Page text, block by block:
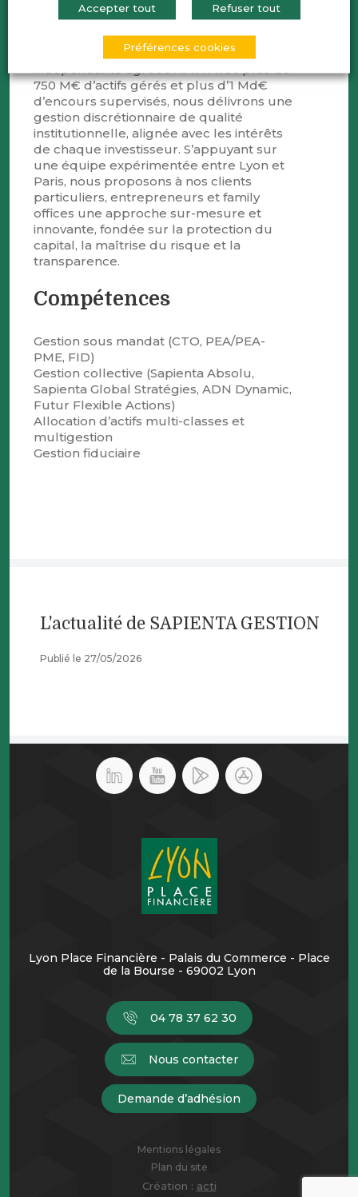
Fondée en 2021 à Lyon par des
professionnels du patrimoine, nous
sommes une société de gestion
indépendante agréée AMF. Avec plus de
750 M€ d’actifs gérés et plus d’1 Md€
d’encours supervisés, nous délivrons une
gestion discrétionnaire de qualité
institutionnelle, alignée avec les intérêts
de chaque investisseur. S’appuyant sur
une équipe expérimentée entre Lyon et
Paris, nous proposons à nos clients
particuliers, entrepreneurs et family
offices une approche sur-mesure et
innovante, fondée sur la protection du
capital, la maîtrise du risque et la
transparence.
Compétences
Gestion sous mandat (CTO, PEA/PEA-
PME, FID)
Gestion collective (Sapienta Absolu,
Sapienta Global Stratégies, ADN Dynamic,
Futur Flexible Actions)
Allocation d’actifs multi-classes et
multigestion
Gestion fiduciaire
L'actualité de SAPIENTA GESTION
Publié le 27/05/2026
Lyon Place Financière - Palais du Commerce - Place
de la Bourse - 69002 Lyon
04 78 37 62 30
Nous contacter
Demande d’adhésion
Mentions légales
Plan du site
Création : acti
Accepter tout Refuser tout
Préférences cookies